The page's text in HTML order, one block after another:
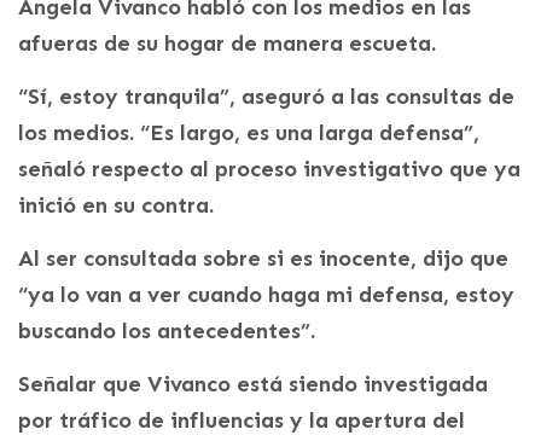
Ángela Vivanco habló con los medios en las
afueras de su hogar de manera escueta.
“Sí, estoy tranquila”, aseguró a las consultas de
los medios. “Es largo, es una larga defensa”,
señaló respecto al proceso investigativo que ya
inició en su contra.
Al ser consultada sobre si es inocente, dijo que
“ya lo van a ver cuando haga mi defensa, estoy
buscando los antecedentes”.
Señalar que Vivanco está siendo investigada
por tráfico de influencias y la apertura del